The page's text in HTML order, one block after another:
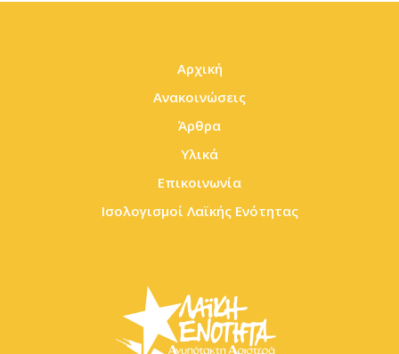
Αρχική
Ανακοινώσεις
Άρθρα
Υλικά
Επικοινωνία
Ισολογισμοί Λαϊκής Ενότητας